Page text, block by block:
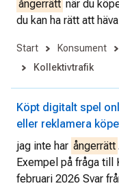
ångerrätt när du
du kan ha rätt att
Start Konsument
Kollektivtrafik
Köpt digitalt spel
eller reklamera
jag inte har ångerrätt
Exempel på fråga till
februari 2026 Svar